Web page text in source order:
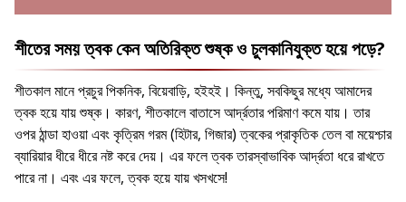
শীতের সময় ত্বক কেন অতিরিক্ত শুষ্ক ও চুলকানিযুক্ত হয়ে পড়ে?
শীতকাল মানে প্রচুর পিকনিক, বিয়েবাড়ি, হইহই। কিন্তু, সবকিছুর মধ্যে আমাদের
ত্বক হয়ে যায় শুষ্ক। কারণ, শীতকালে বাতাসে আর্দ্রতার পরিমাণ কমে যায়। তার
ওপর ঠান্ডা হাওয়া এবং কৃত্রিম গরম (হিটার, গিজার) ত্বকের প্রাকৃতিক তেল বা ময়েশ্চার
ব্যারিয়ার ধীরে ধীরে নষ্ট করে দেয়। এর ফলে ত্বক তারস্বাভাবিক আর্দ্রতা ধরে রাখতে
পারে না। এবং এর ফলে, ত্বক হয়ে যায় খসখসে!